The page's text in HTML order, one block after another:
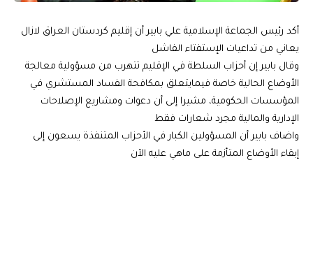
أكد رئيس الجماعة الإسلامية علي بابير أن إقليم كردستان العراق لازال
يعاني من تداعيات الإستفتاء الفاشل
وقال بابير إن أحزاب السلطة في الإقليم تتهرب من مسؤولية معالجة
الأوضاع الحالية خاصة فيمايتعلق بمكافحة الفساد المستشري في
المؤسسات الحكومية، مشيرا إلى أن دعوات ومشاريع الإصلاحات
الإدارية والمالية مجرد شعارات فقط
واضاف بابير أن المسؤولين الكبار في الأحزاب المتنفذة يسعون إلى
إبقاء الأوضاع المتأزمة على ماهي عليه الآن